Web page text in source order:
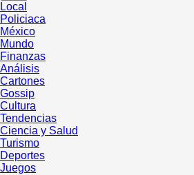
Local
Policiaca
México
Mundo
Finanzas
Análisis
Cartones
Gossip
Cultura
Tendencias
Ciencia y Salud
Turismo
Deportes
Juegos